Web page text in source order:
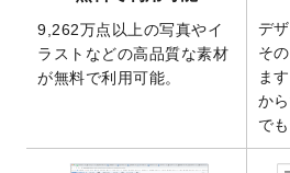
開いたしました。
2025/9/30
【新商品】クリア
きるようになりま
2026年午年の年賀
を公開いたしまし
9,262万点以上の写真やイ
ラストなどの高品質な素材
が無料で利用可能。
デ
そ
ま
か
で